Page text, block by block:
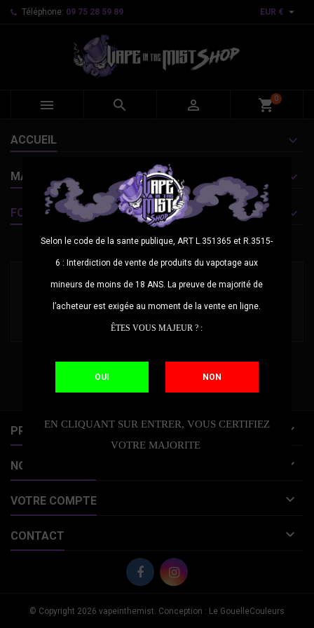
Selon le code de la sante publique, ART L.351365 et R.3515-
6 : Interdiction de vente de produits du vapotage aux
mineurs de moins de 18 ANS. La preuve de majorité de
l’acheteur est exigée au moment de la vente en ligne.
ÊTES VOUS MAJEUR ? :
OUI NON
EN CLIQUANT SUR ENTRER, VOUS CERTIFIEZ
VOTRE MAJORITE
Téléphone: 09 75 28 59 89 EUR € 
   shopping_cart0
ACCUEIL
MARQUES
FOURNISSEURS
BOXS & MODS MECAS
Veuillez nous excuser pour le désagrément.
Effectuez une nouvelle recherche
PRODUITS 
NOTRE SOCIÉTÉ 
VOTRE COMPTE 
CONTACT 
© Copyright 2026 vapeinthemist. Conception : Le GouelleCouleurs